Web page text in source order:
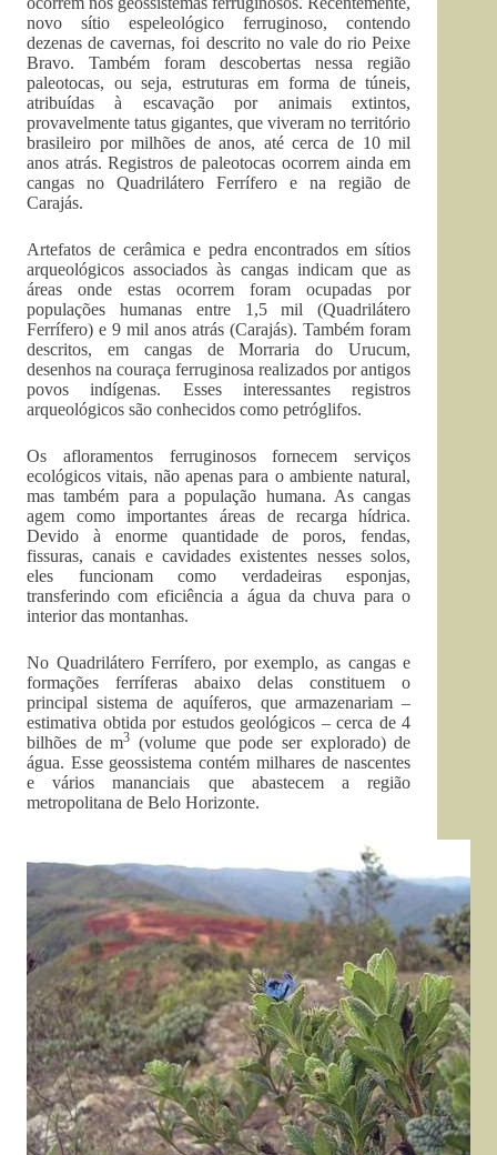
novo sítio espeleológico ferruginoso, contendo
dezenas de cavernas, foi descrito no vale do rio Peixe
Bravo. Também foram descobertas nessa região
paleotocas, ou seja, estruturas em forma de túneis,
atribuídas à escavação por animais extintos,
provavelmente tatus gigantes, que viveram no território
brasileiro por milhões de anos, até cerca de 10 mil
anos atrás. Registros de paleotocas ocorrem ainda em
cangas no Quadrilátero Ferrífero e na região de
Carajás.
Artefatos de cerâmica e pedra encontrados em sítios
arqueológicos associados às cangas indicam que as
áreas onde estas ocorrem foram ocupadas por
populações humanas entre 1,5 mil (Quadrilátero
Ferrífero) e 9 mil anos atrás (Carajás). Também foram
descritos, em cangas de Morraria do Urucum,
desenhos na couraça ferruginosa realizados por antigos
povos indígenas. Esses interessantes registros
arqueológicos são conhecidos como petróglifos.
Os afloramentos ferruginosos fornecem serviços
ecológicos vitais, não apenas para o ambiente natural,
mas também para a população humana. As cangas
agem como importantes áreas de recarga hídrica.
Devido à enorme quantidade de poros, fendas,
fissuras, canais e cavidades existentes nesses solos,
eles funcionam como verdadeiras esponjas,
transferindo com eficiência a água da chuva para o
interior das montanhas.
No Quadrilátero Ferrífero, por exemplo, as cangas e
formações ferríferas abaixo delas constituem o
principal sistema de aquíferos, que armazenariam –
estimativa obtida por estudos geológicos – cerca de 4
bilhões de m3 (volume que pode ser explorado) de
água. Esse geossistema contém milhares de nascentes
e vários mananciais que abastecem a região
metropolitana de Belo Horizonte.